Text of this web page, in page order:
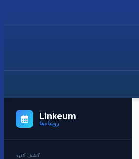
Linkeum
رویدادها
کشف کنید